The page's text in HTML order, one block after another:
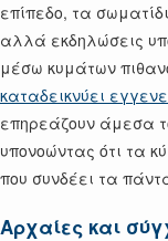
επίπεδο, τα
αλλά εκδηλώσεις
μέσω κυμάτων
καταδεικνύει
επηρεάζουν άμεσα
υπονοώντας ότι τα
που συνδέει τα
Αρχαίες και